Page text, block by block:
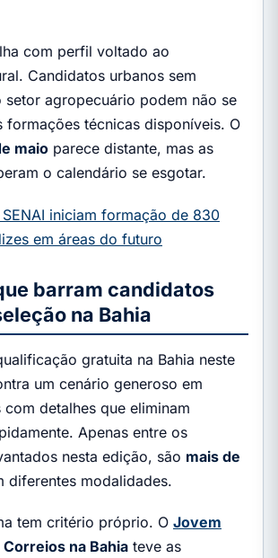
com perfil voltado ao
Candidatos urbanos sem
agropecuário podem não se
formações técnicas disponíveis. O
maio parece distante, mas as
o calendário se esgotar.
iniciam formação de 830
em áreas do futuro
barram candidatos
na Bahia
gratuita na Bahia neste
um cenário generoso em
com detalhes que eliminam
Apenas entre os
nesta edição, são mais de
diferentes modalidades.
tem critério próprio. O Jovem
Correios na Bahia teve as